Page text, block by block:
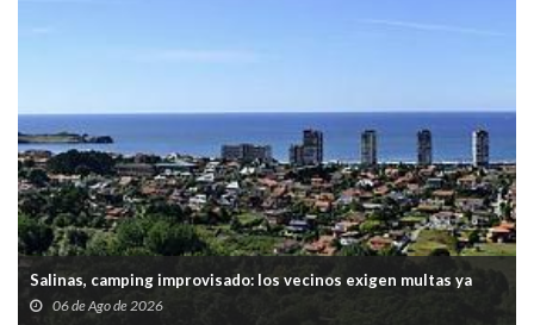
Salinas, camping improvisado: los vecinos exigen multas ya
06 de Ago de 2026